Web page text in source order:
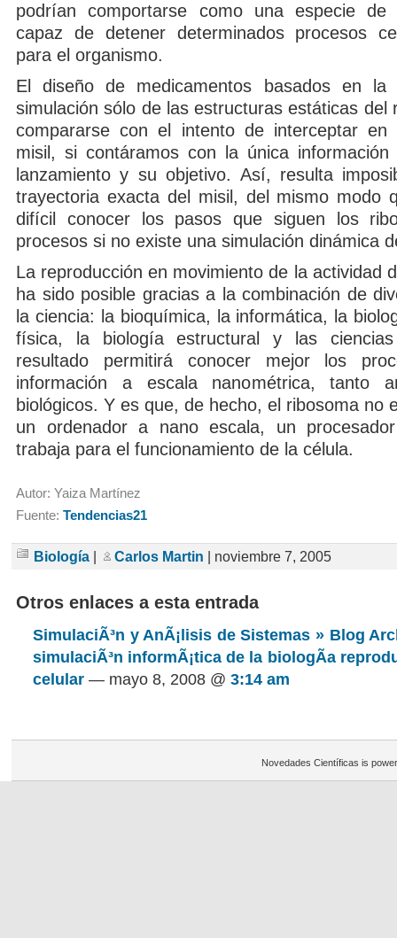
podrían comportarse como una especie de
capaz de detener determinados procesos
para el organismo.
El diseño de medicamentos basados en la
simulación sólo de las estructuras estáticas del
compararse con el intento de interceptar en
misil, si contáramos con la única
lanzamiento y su objetivo. Así, resulta
trayectoria exacta del misil, del mismo modo
difícil conocer los pasos que siguen los
procesos si no existe una simulación dinámica
La reproducción en movimiento de la actividad
ha sido posible gracias a la combinación de
la ciencia: la bioquímica, la informática, la
física, la biología estructural y las
resultado permitirá conocer mejor los
información a escala nanométrica, tanto
biológicos. Y es que, de hecho, el ribosoma no
un ordenador a nano escala, un
trabaja para el funcionamiento de la célula.
Autor: Yaiza Martínez
Fuente: Tendencias21
Biología Carlos Martin | noviembre 7, 2005
Otros enlaces a esta entrada
SimulaciÃ³n y AnÃ¡lisis de Sistemas » Blog
simulaciÃ³n informÃ¡tica de la biologÃ­a
celular — mayo 8, 2008 @ 3:14 am
Novedades Científicas is